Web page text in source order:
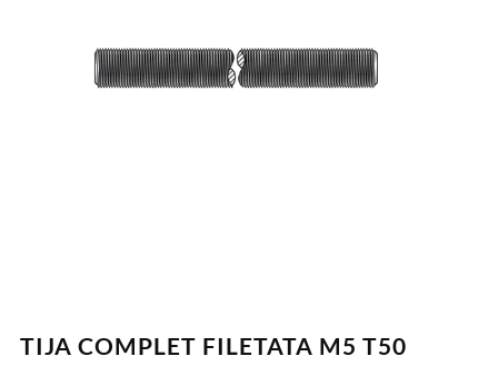
TIJA COMPLET FILETATA M5 T50